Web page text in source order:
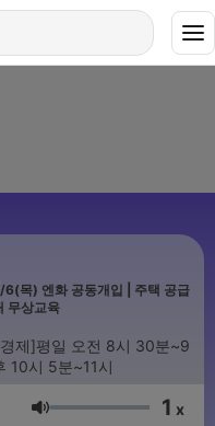
목) 엔화 공동개입 | 주택 공급
무상교육
제]평일 오전 8시 30분~9
10시 5분~11시
Volume 1 x